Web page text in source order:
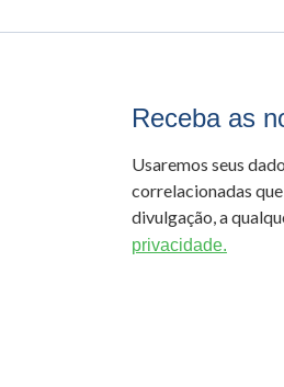
Receba as
Usaremos seus
correlacionadas
divulgação, a
privacidade.